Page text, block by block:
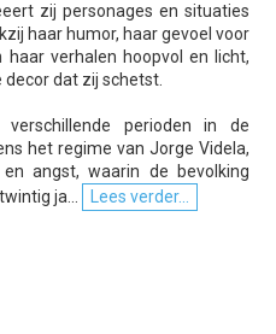
zij personages en situaties
haar humor, haar gevoel voor
verhalen hoopvol en licht,
dat zij schetst.
perioden in de
het regime van Jorge Videla,
angst, waarin de bevolking
ja...
Lees verder...